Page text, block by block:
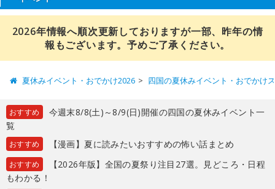
2026年情報へ順次更新しておりますが一部、昨年の情
報もございます。予めご了承ください。
夏休みイベント・おでかけ2026 四国の夏休みイベント・おでかけ
おすすめ
今週末8/8(土)～8/9(日)開催の四国の夏休みイベント一
覧
おすすめ 【漫画】夏に読みたいおすすめの怖い話まとめ
おすすめ
【2026年版】全国の夏祭り注目27選。見どころ・日程
もわかる！